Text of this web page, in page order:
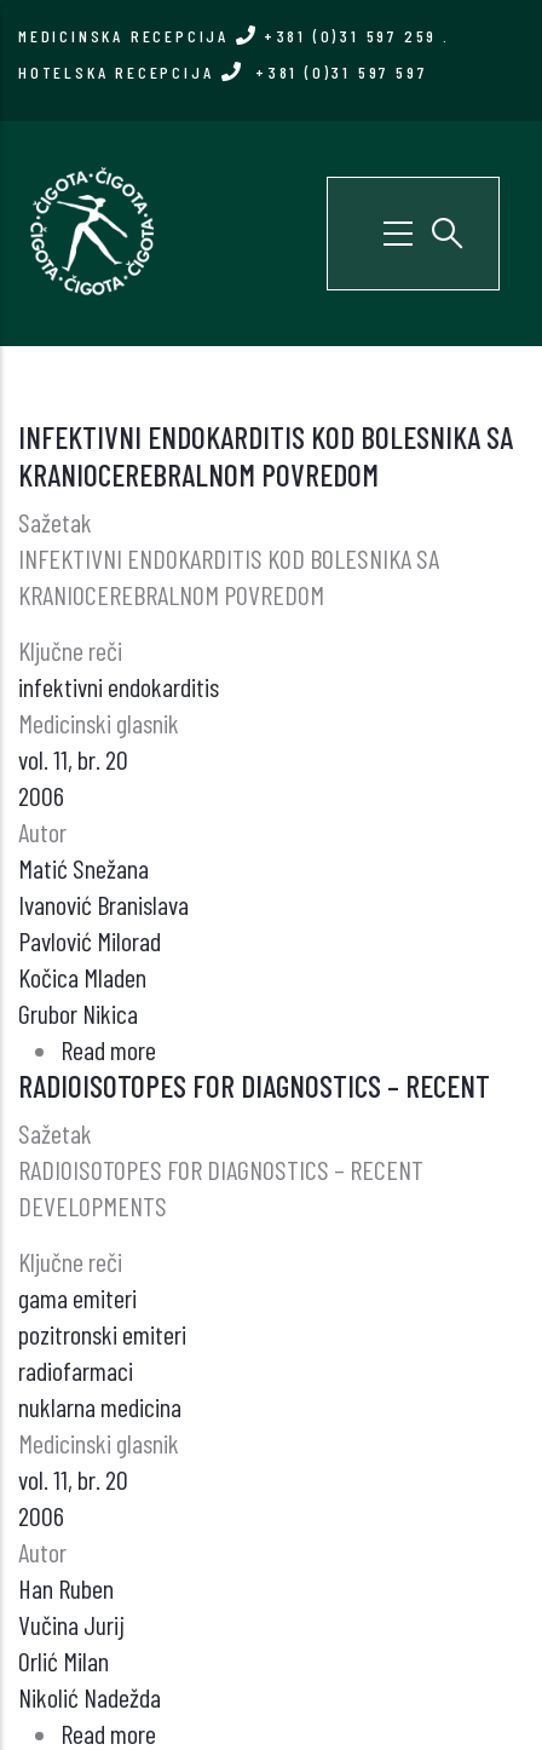
MEDICINSKA RECEPCIJA +381 (0)31 597 259
HOTELSKA RECEPCIJA
+381 (0)31 597 597
INFEKTIVNI ENDOKARDITIS KOD BOLESNIKA SA
KRANIOCEREBRALNOM POVREDOM
Sažetak
INFEKTIVNI ENDOKARDITIS KOD BOLESNIKA SA
KRANIOCEREBRALNOM POVREDOM
Ključne reči
infektivni endokarditis
Medicinski glasnik
vol. 11, br. 20
2006
Autor
Matić Snežana
Ivanović Branislava
Pavlović Milorad
Kočica Mladen
Grubor Nikica
Read more
INFEKTIVNI
KOD
BOLESNIKA
RADIOISOTOPES FOR DIAGNOSTICS – RECENT
Sažetak
RADIOISOTOPES FOR DIAGNOSTICS – RECENT
DEVELOPMENTS
Ključne reči
gama emiteri
pozitronski emiteri
radiofarmaci
nuklarna medicina
Medicinski glasnik
vol. 11, br. 20
2006
Autor
Han Ruben
Vučina Jurij
Orlić Milan
Nikolić Nadežda
Read more